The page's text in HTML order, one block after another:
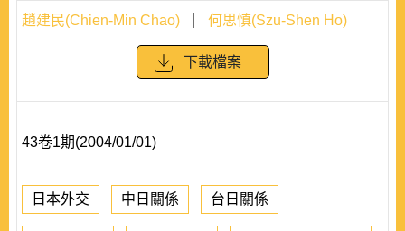
趙建民(Chien-Min Chao) 何思慎(Szu-Shen Ho)
下載檔案
43卷1期(2004/01/01)
日本外交 中日關係 台日關係